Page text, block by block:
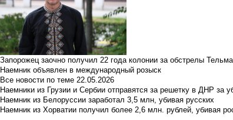
Запорожец заочно получил 22 года колонии за обстрелы
Наемник объявлен в международный розыск
Все новости по теме 22.05.2026
Наемники из Грузии и Сербии отправятся за решетку в ДНР за
Наемник из Белоруссии заработал 3,5 млн, убивая русских
Наемник из Хорватии получил более 2,6 млн. рублей, убивая